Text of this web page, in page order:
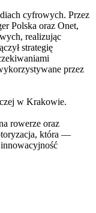
cyfrowych. Przez
Polska oraz Onet,
realizując
strategię
przez
w Krakowie.
rowerze oraz
która —